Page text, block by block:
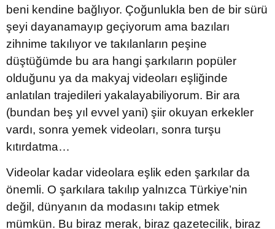
beni kendine bağlıyor. Çoğunlukla ben de bir sürü
şeyi dayanamayıp geçiyorum ama bazıları
zihnime takılıyor ve takılanların peşine
düştüğümde bu ara hangi şarkıların popüler
olduğunu ya da makyaj videoları eşliğinde
anlatılan trajedileri yakalayabiliyorum. Bir ara
(bundan beş yıl evvel yani) şiir okuyan erkekler
vardı, sonra yemek videoları, sonra turşu
kıtırdatma…
Videolar kadar videolara eşlik eden şarkılar da
önemli. O şarkılara takılıp yalnızca Türkiye’nin
değil, dünyanın da modasını takip etmek
mümkün. Bu biraz merak, biraz gazetecilik, biraz